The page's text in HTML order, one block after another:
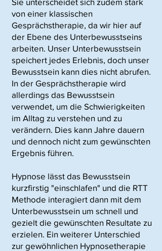
von einer klassischen
Gesprächstherapie, da wir hier auf
der Ebene des Unterbewusstseins
arbeiten. Unser Unterbewusstsein
speichert jedes Erlebnis, doch unser
Bewusstsein kann dies nicht abrufen.
In der Gesprächstherapie wird
allerdings das Bewusstsein
verwendet, um die Schwierigkeiten
im Alltag zu verstehen und zu
verändern. Dies kann Jahre dauern
und dennoch nicht zum gewünschten
Ergebnis führen.
Hypnose lässt das Bewusstsein
kurzfirstig "einschlafen" und die RTT
Methode interagiert dann mit dem
Unterbewusstsein um schnell und
gezielt die gewünschten Resultate zu
erzielen. Ein weiterer Unterschied
zur gewöhnlichen Hypnosetherapie